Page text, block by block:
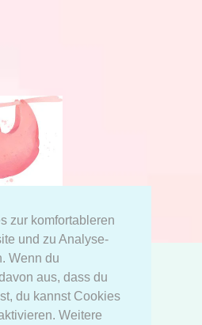
zur komfortableren
und zu Analyse-
Wenn du
aus, dass du
du kannst Cookies
Weitere